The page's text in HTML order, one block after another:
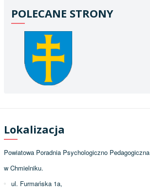
POLECANE STRONY
Lokalizacja
Powiatowa Poradnia Psychologiczno Pedagogiczna
w Chmielniku.
ul. Furmańska 1a,